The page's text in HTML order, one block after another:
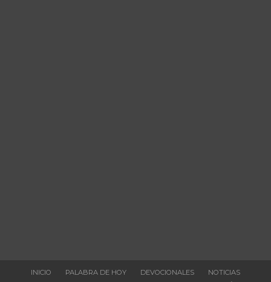
INICIO PALABRA DE HOY DEVOCIONALES
NOTICIAS